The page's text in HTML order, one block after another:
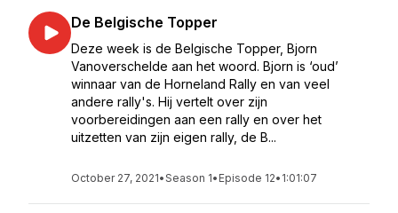
De Belgische Topper
Deze week is de Belgische Topper, Bjorn
Vanoverschelde aan het woord. Bjorn is ‘oud’
winnaar van de Horneland Rally en van veel
andere rally's. Hij vertelt over zijn
voorbereidingen aan een rally en over het
uitzetten van zijn eigen rally, de B...
October 27, 2021•Season 1• Episode 12• 1:01:07